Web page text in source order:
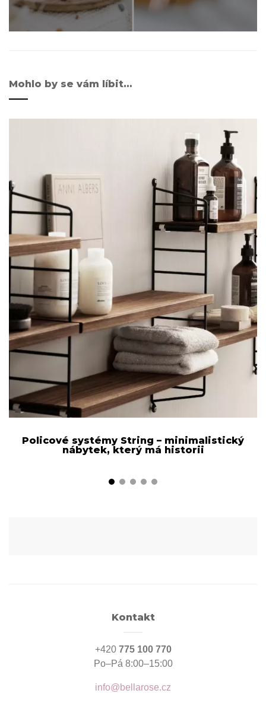
Mohlo by se vám líbit…
Policové systémy String – minimalistický
nábytek, který má historii
Kontakt
+420 775 100 770
Po–Pá 8:00–15:00
info@bellarose.cz